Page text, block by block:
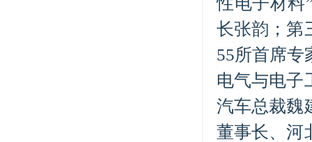
长张韵；第
55所首席专
电气与电子
汽车总裁魏
董事长、河